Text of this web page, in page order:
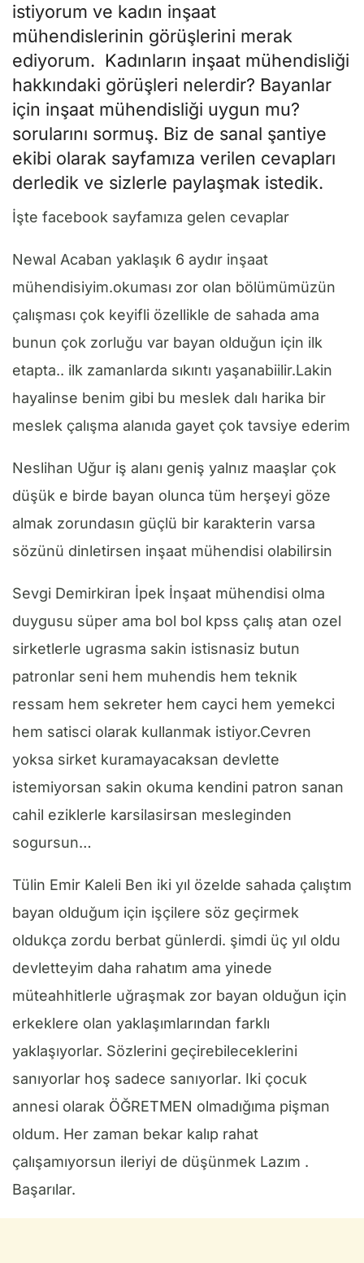
istiyorum ve kadın inşaat
mühendislerinin görüşlerini merak
ediyorum. Kadınların inşaat mühendisliği
hakkındaki görüşleri nelerdir? Bayanlar
için inşaat mühendisliği uygun mu?
sorularını sormuş. Biz de sanal şantiye
ekibi olarak sayfamıza verilen cevapları
derledik ve sizlerle paylaşmak istedik.
İşte facebook sayfamıza gelen cevaplar
Newal Acaban yaklaşık 6 aydır inşaat
mühendisiyim.okuması zor olan bölümümüzün
çalışması çok keyifli özellikle de sahada ama
bunun çok zorluğu var bayan olduğun için ilk
etapta.. ilk zamanlarda sıkıntı yaşanabiilir.Lakin
hayalinse benim gibi bu meslek dalı harika bir
meslek çalışma alanıda gayet çok tavsiye ederim
Neslihan Uğur iş alanı geniş yalnız maaşlar çok
düşük e birde bayan olunca tüm herşeyi göze
almak zorundasın güçlü bir karakterin varsa
sözünü dinletirsen inşaat mühendisi olabilirsin
Sevgi Demirkiran İpek İnşaat mühendisi olma
duygusu süper ama bol bol kpss çalış atan ozel
sirketlerle ugrasma sakin istisnasiz butun
patronlar seni hem muhendis hem teknik
ressam hem sekreter hem cayci hem yemekci
hem satisci olarak kullanmak istiyor.Cevren
yoksa sirket kuramayacaksan devlette
istemiyorsan sakin okuma kendini patron sanan
cahil eziklerle karsilasirsan mesleginden
sogursun…
Tülin Emir Kaleli Ben iki yıl özelde sahada çalıştım
bayan olduğum için işçilere söz geçirmek
oldukça zordu berbat günlerdi. şimdi üç yıl oldu
devletteyim daha rahatım ama yinede
müteahhitlerle uğraşmak zor bayan olduğun için
erkeklere olan yaklaşımlarından farklı
yaklaşıyorlar. Sözlerini geçirebileceklerini
sanıyorlar hoş sadece sanıyorlar. Iki çocuk
annesi olarak ÖĞRETMEN olmadığıma pişman
oldum. Her zaman bekar kalıp rahat
çalışamıyorsun ileriyi de düşünmek Lazım .
Başarılar.